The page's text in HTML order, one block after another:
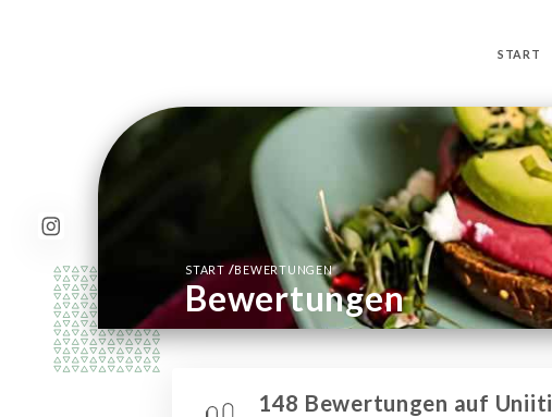
START
START /BEWERTUNGEN
Bewertungen
148 Bewertungen auf Uniiti